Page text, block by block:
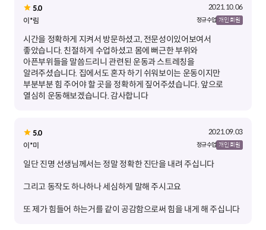
5.0
2021.10.06
이*림
정규 수업 개인 회원
시간을 정확하게 지켜서 방문하셨고, 전문성이있어보여서
좋았습니다. 친절하게 수업하셨고 몸에 뻐근한 부위와
아픈부위들을 말씀드리니 관련된 운동과 스트레칭을
알려주셨습니다. 집에서도 혼자 하기 쉬워보이는 운동이지만
부분부분 힘 주어야 할 곳을 정확하게 짚어주셨습니다. 앞으로
열심히 운동해보겠습니다. 감사합니다
5.0
2021.09.03
이*미
정규 수업 개인 회원
일단 진명 선생님께서는 정말 정확한 진단을 내려 주십니다
또 제가 힘들어 하는거를 같이 공감함으로써 힘을 내게 해 주십니다